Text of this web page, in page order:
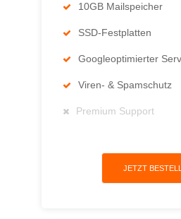
10GB Mailspeicher
SSD-Festplatten
Googleoptimierter
Viren- & Spamschutz
Premium Support
JETZT